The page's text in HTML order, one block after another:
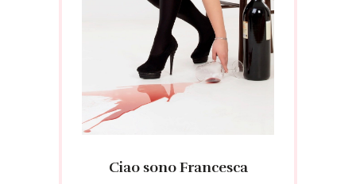
Ciao sono Francesca